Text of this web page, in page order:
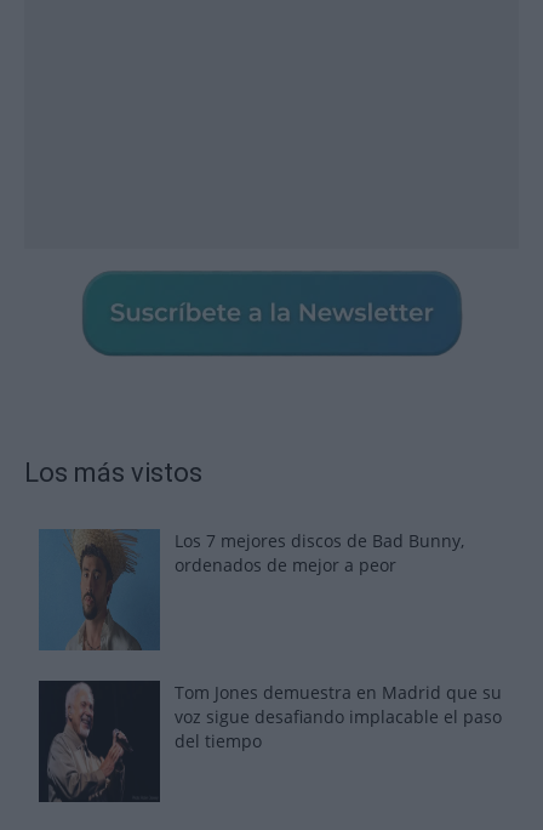
Los más vistos
Los 7 mejores discos de Bad Bunny,
ordenados de mejor a peor
Tom Jones demuestra en Madrid que su
voz sigue desafiando implacable el paso
del tiempo